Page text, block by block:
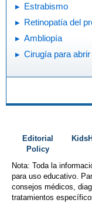
Estrabismo
Retinopatía del
Ambliopía
Cirugía para
Editorial
Policy
Nota: Toda la
para uso educativo.
consejos médicos,
tratamientos